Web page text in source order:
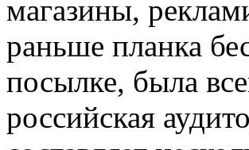
магазины,
раньше планка
посылке, была
российская